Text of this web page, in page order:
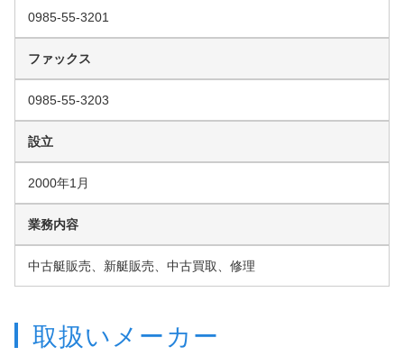
0985-55-3201
ファックス
0985-55-3203
設立
2000年1月
業務内容
中古艇販売、新艇販売、中古買取、修理
取扱いメーカー